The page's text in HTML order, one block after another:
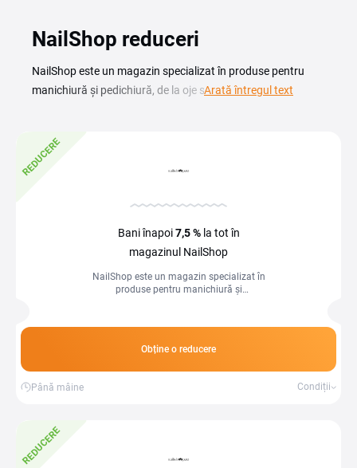
NailShop reduceri
NailShop este un magazin specializat în produse pentru
manichiură și pedichiură, de la oje semipermanente și geluri
materialele preferate la un preț mai bun, fie că îți amenajezi
un salon sau îți faci unghiile acasă. Pe această pagină
în coș înainte de finalizarea comenzii. Magazinul oferă o
verificarea ofertelor disponibile îți permite să economisești
Arată întregul text
REDUCERE
Bani înapoi7,5 %la tot în
magazinul NailShop
NailShop este un magazin specializat în
produse pentru manichiură și
Obține o reducere
Până mâine Condiții
REDUCERE